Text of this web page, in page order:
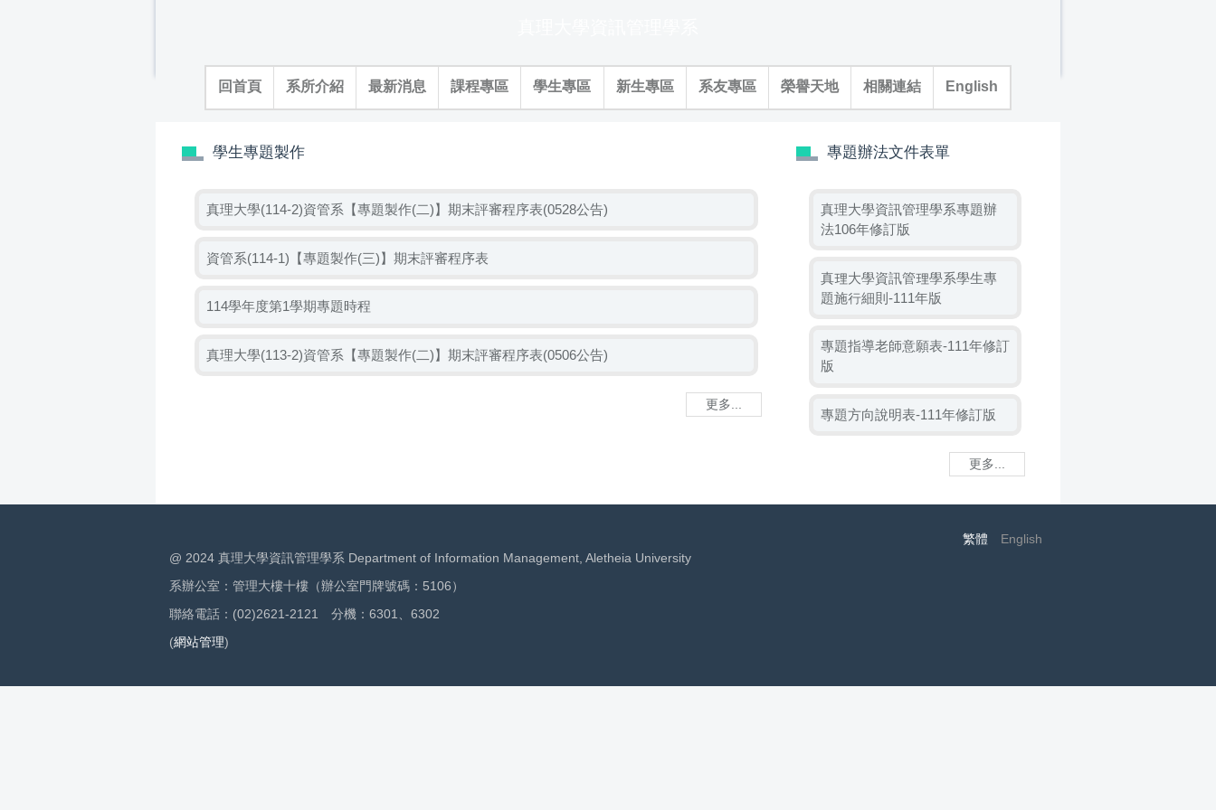
回首頁 系所介紹 最新消息 課程專區 學生專區 新生專區 系友專區 榮譽天地 相關連結 English
學生專題製作
真理大學(114-2)資管系【專題製作(二)】期末評審程序表(0528公告)
資管系(114-1)【專題製作(三)】期末評審程序表
114學年度第1學期專題時程
真理大學(113-2)資管系【專題製作(二)】期末評審程序表(0506公告)
更多...
專題辦法文件表單
真理大學資訊管理學系專題辦
法106年修訂版
真理大學資訊管理學系學生專
題施行細則-111年版
專題指導老師意願表-111年修訂
版
專題方向說明表-111年修訂版
更多...
繁體
English
@ 2024 真理大學資訊管理學系 Department of Information Management, Aletheia University
系辦公室：管理大樓十樓（辦公室門牌號碼：5106）
聯絡電話：(02)2621-2121 分機：6301、6302
(網站管理)